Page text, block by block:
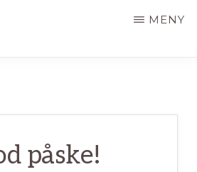
MENY
påske!